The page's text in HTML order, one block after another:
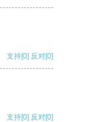
支持[0] 反对[0]
支持[0] 反对[0]